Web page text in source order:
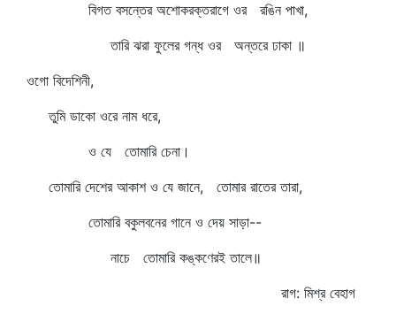
বিগত বসন্তের অশোকরক্তরাগে ওর রঙিন পাখা,
তারি ঝরা ফুলের গন্ধ ওর অন্তরে ঢাকা ॥
ওগো বিদেশিনী,
তুমি ডাকো ওরে নাম ধরে,
ও যে তোমারি চেনা।
তোমারি দেশের আকাশ ও যে জানে, তোমার রাতের তারা,
তোমারি বকুলবনের গানে ও দেয় সাড়া--
নাচে তোমারি কঙ্কণেরই তালে॥
রাগ: মিশ্র বেহাগ